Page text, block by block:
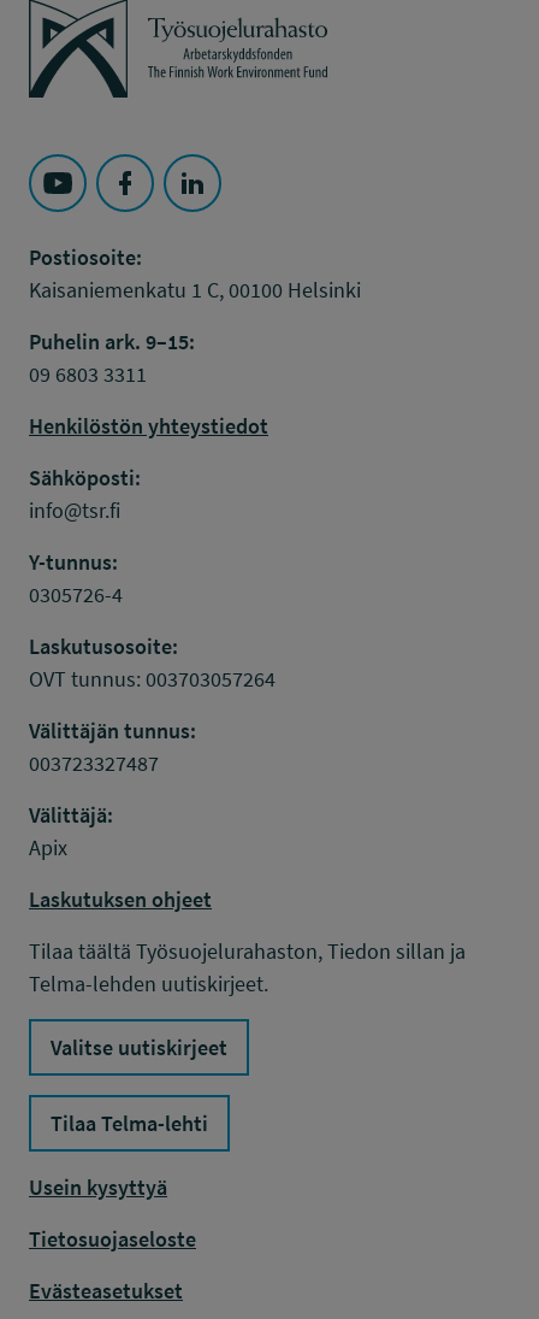
Työsuojelurahasto
Seuraa Työsuojelurahasto kohteessa: YouTube
Seuraa Työsuojelurahasto kohteessa:
Seuraa Työsuojelurahasto kohteessa:
Postiosoite:
Kaisaniemenkatu 1 C, 00100 Helsinki
Puhelin ark. 9–15:
09 6803 3311
Henkilöstön yhteystiedot
Sähköposti:
info@tsr.fi
Y-tunnus:
0305726-4
Laskutusosoite:
OVT tunnus: 003703057264
Välittäjän tunnus:
003723327487
Välittäjä:
Apix
Laskutuksen ohjeet
Tilaa täältä Työsuojelurahaston, Tiedon sillan ja
Telma-lehden uutiskirjeet.
Valitse uutiskirjeet
Tilaa Telma-lehti
Usein kysyttyä
Tietosuojaseloste
Evästeasetukset